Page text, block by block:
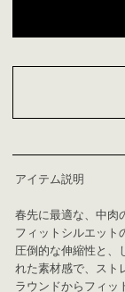
アイテム説明
春先に最適な、中肉
フィットシルエット
圧倒的な伸縮性と、
れた素材感で、スト
ラウンドからフィッ